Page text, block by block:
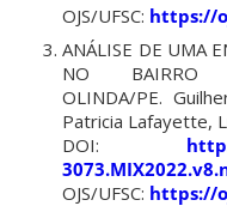
OJS/UFSC: https://
ANÁLISE DE UMA
NO BAIRRO
OLINDA/PE.
Patricia Lafayette,
DOI: https://
OJS/UFSC: https://